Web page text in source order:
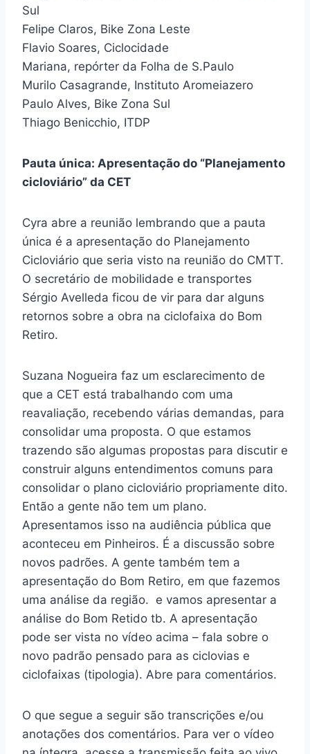
Sul
Felipe Claros, Bike Zona Leste
Flavio Soares, Ciclocidade
Mariana, repórter da Folha de S.Paulo
Murilo Casagrande, Instituto Aromeiazero
Paulo Alves, Bike Zona Sul
Thiago Benicchio, ITDP
Pauta única: Apresentação do “Planejamento
cicloviário” da CET
Cyra abre a reunião lembrando que a pauta
única é a apresentação do Planejamento
Cicloviário que seria visto na reunião do CMTT.
O secretário de mobilidade e transportes
Sérgio Avelleda ficou de vir para dar alguns
retornos sobre a obra na ciclofaixa do Bom
Retiro.
Suzana Nogueira faz um esclarecimento de
que a CET está trabalhando com uma
reavaliação, recebendo várias demandas, para
consolidar uma proposta. O que estamos
trazendo são algumas propostas para discutir e
construir alguns entendimentos comuns para
consolidar o plano cicloviário propriamente dito.
Então a gente não tem um plano.
Apresentamos isso na audiência pública que
aconteceu em Pinheiros. É a discussão sobre
novos padrões. A gente também tem a
apresentação do Bom Retiro, em que fazemos
uma análise da região. e vamos apresentar a
análise do Bom Retido tb. A apresentação
pode ser vista no vídeo acima – fala sobre o
novo padrão pensado para as ciclovias e
ciclofaixas (tipologia). Abre para comentários.
O que segue a seguir são transcrições e/ou
anotações dos comentários. Para ver o vídeo